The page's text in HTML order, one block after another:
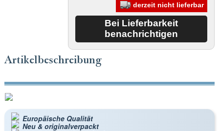
derzeit nicht lieferbar
Artikelbeschreibung
Europäische Qualität
Neu & originalverpackt